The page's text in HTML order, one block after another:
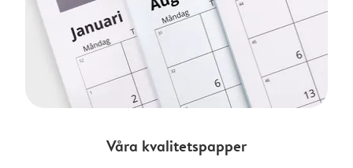
Våra kvalitetspapper